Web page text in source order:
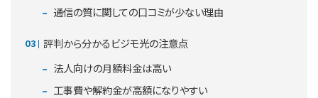
通信の質に関しての口コミが少ない理由
評判から分かるビジモ光の注意点
法人向けの月額料金は高い
工事費や解約金が高額になりやすい